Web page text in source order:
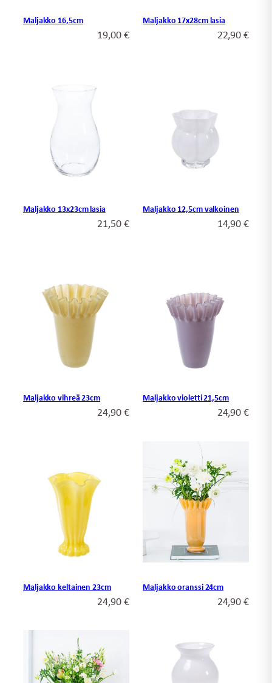
Maljakko 16,5cm
19,00€
Maljakko 17x28cm lasia
22,90€
Maljakko 13x23cm lasia
21,50€
Maljakko 12,5cm valkoinen
14,90€
Maljakko vihreä 23cm
24,90€
Maljakko violetti 21,5cm
24,90€
Maljakko keltainen 23cm
24,90€
Maljakko oranssi 24cm
24,90€